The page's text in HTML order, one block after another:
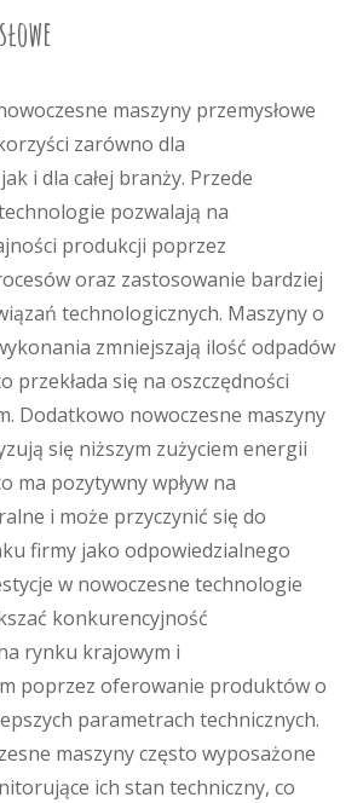
maszyny przemysłowe
zarówno dla
i dla całej branży. Przede
pozwalają na
produkcji poprzez
oraz zastosowanie bardziej
technologicznych. Maszyny o
zmniejszają ilość odpadów
przekłada się na oszczędności
Dodatkowo nowoczesne maszyny
się niższym zużyciem energii
ma pozytywny wpływ na
i może przyczynić się do
firmy jako odpowiedzialnego
w nowoczesne technologie
konkurencyjność
rynku krajowym i
poprzez oferowanie produktów o
parametrach technicznych.
maszyny często wyposażone
ich stan techniczny, co